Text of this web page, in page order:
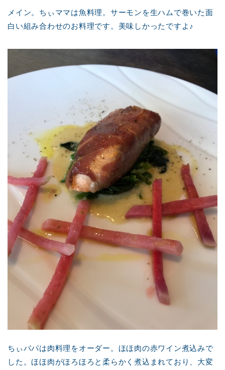
メイン。ちぃママは魚料理。サーモンを生ハムで巻いた面
白い組み合わせのお料理です。美味しかったですよ♪
ちぃパパは肉料理をオーダー。ほほ肉の赤ワイン煮込みで
した。ほほ肉がほろほろと柔らかく煮込まれており、大変